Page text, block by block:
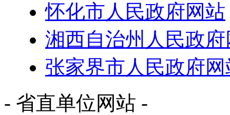
怀化市人民政府网站
湘西自治州人民政
张家界市人民政府网
- 省直单位网站 -